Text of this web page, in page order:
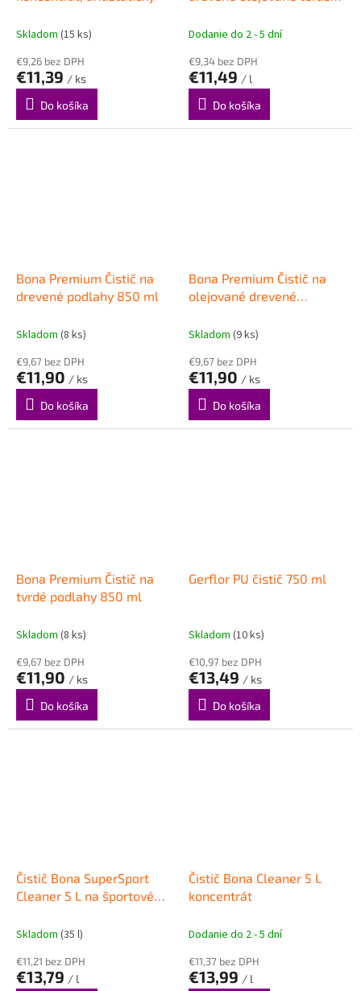
Skladom (15 ks)
€9,26 bez DPH
€11,39 / ks
Do košíka
Dodanie do 2 - 5 dní
€9,34 bez DPH
€11,49 / l
Do košíka
Bona Premium Čistič na
drevené podlahy 850 ml
Skladom (8 ks)
€9,67 bez DPH
€11,90 / ks
Do košíka
Bona Premium Čistič na
olejované drevené
Skladom (9 ks)
€9,67 bez DPH
€11,90 / ks
Do košíka
Bona Premium Čistič na
tvrdé podlahy 850 ml
Skladom (8 ks)
€9,67 bez DPH
€11,90 / ks
Do košíka
Gerflor PU čistič 750 ml
Skladom (10 ks)
€10,97 bez DPH
€13,49 / ks
Do košíka
Čistič Bona SuperSport
Cleaner 5 L na športové
Skladom (35 l)
€11,21 bez DPH
€13,79 / l
Čistič Bona Cleaner 5 L
koncentrát
Dodanie do 2 - 5 dní
€11,37 bez DPH
€13,99 / l